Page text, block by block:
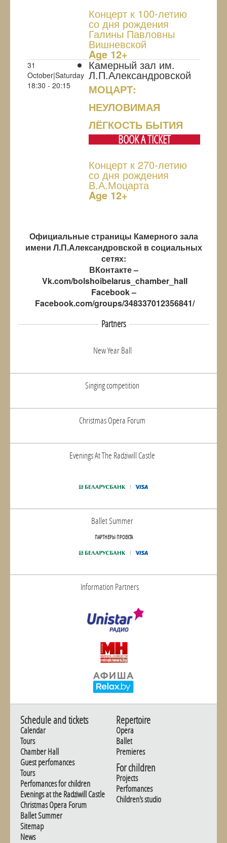
Концерт к 100-летию
со дня рождения
Галины Павловны
Вишневской
Age 12+
31
October|Saturday
18:30 - 20:15
Камерный зал им.
Л.П.Александровской
МОЦАРТ:
НЕУЛОВИМАЯ
ЛЁГКОСТЬ БЫТИЯ
BOOK A TICKET
Концерт к 270-летию
со дня рождения
В.А.Моцарта
Age 12+
Официальные страницы Камерного зала
имени Л.П.Александровской в социальных
сетях:
ВКонтакте –
Vk.com/bolshoibelarus_chamber_hall
Facebook –
Facebook.com/groups/348337012356841/
Partners
New Year Ball
Singing competition
Christmas Opera Forum
Evenings At The Radziwill Castle
Ballet Summer
ПАРТНЕРЫ ПРОЕКТА
Information Partners
Schedule and tickets
Calendar
Tours
Chamber Hall
Guest perfomances
Tours
Perfomances for children
Evenings at the Radziwill Castle
Christmas Opera Forum
Ballet Summer
Sitemap
News
Repertoire
Opera
Ballet
Premieres
For children
Projects
Perfomances
Children's studio